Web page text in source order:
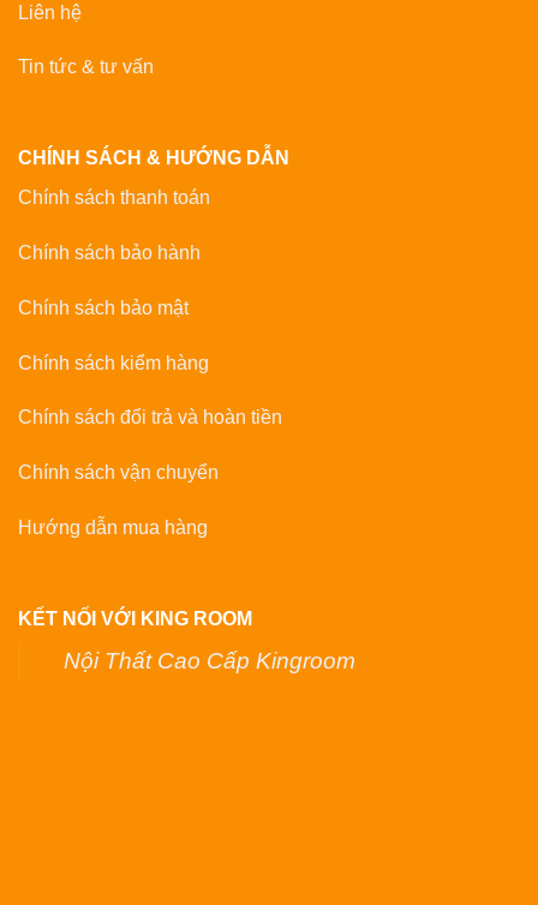
Liên hệ
Tin tức & tư vấn
CHÍNH SÁCH & HƯỚNG DẪN
Chính sách thanh toán
Chính sách bảo hành
Chính sách bảo mật
Chính sách kiểm hàng
Chính sách đổi trả và hoàn tiền
Chính sách vận chuyển
Hướng dẫn mua hàng
KẾT NỐI VỚI KING ROOM
Nội Thất Cao Cấp Kingroom